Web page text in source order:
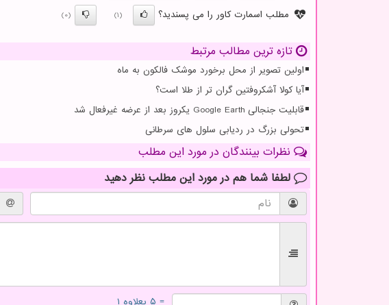
مطلب اسمارت کاور را می پسندید؟
(1)
(0)
تازه ترین مطالب مرتبط
اولین تصویر از محل برخورد موشک فالکون به ماه
آیا کولا آشکروفتین گران تر از طلا است؟
قابلیت جنجالی Google Earth یکروز بعد از عرضه غیرفعال شد
تحولی بزرگ در ردیابی سلول های سرطانی
نظرات بینندگان در مورد این مطلب
لطفا شما هم در مورد این مطلب نظر دهید
= ۵ بعلاوه ۱